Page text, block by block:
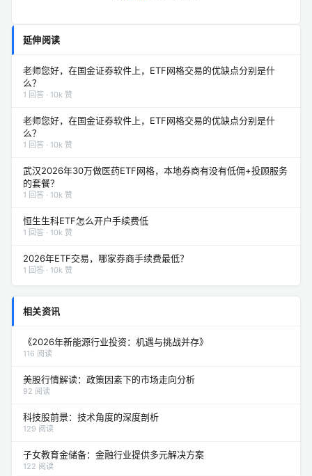
延伸阅读
老师您好，在国金证券软件上，ETF网格交易的优缺点分别是什
么？
1 回答 · 10k 赞
老师您好，在国金证券软件上，ETF网格交易的优缺点分别是什
么？
1 回答 · 10k 赞
武汉2026年30万做医药ETF网格，本地券商有没有低佣+投顾服务
的套餐？
1 回答 · 10k 赞
恒生生科ETF怎么开户手续费低
1 回答 · 10k 赞
2026年ETF交易，哪家券商手续费最低？
1 回答 · 10k 赞
相关资讯
《2026年新能源行业投资：机遇与挑战并存》
116 阅读
美股行情解读：政策因素下的市场走向分析
92 阅读
科技股前景：技术角度的深度剖析
129 阅读
子女教育金储备：金融行业提供多元解决方案
122 阅读